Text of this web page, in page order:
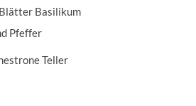
Basilikum
Pfeffer